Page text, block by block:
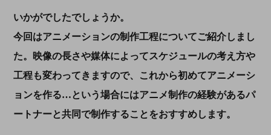
いかがでしたでしょうか。
今回はアニメーションの制作工程についてご紹介しまし
た。映像の長さや媒体によってスケジュールの考え方や
工程も変わってきますので、これから初めてアニメーシ
ョンを作る…という場合にはアニメ制作の経験があるパ
ートナーと共同で制作することをおすすめします。